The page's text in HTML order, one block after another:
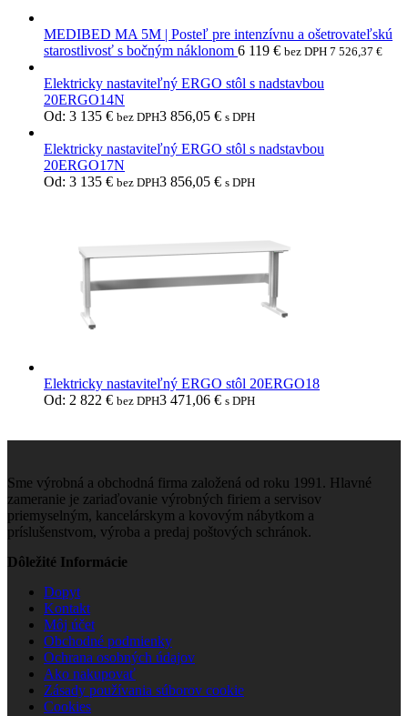
MEDIBED MA 5M | Posteľ pre intenzívnu a ošetrovateľskú
starostlivosť s bočným náklonom 6 119 € bez DPH 7 526,37 €
Elektricky nastaviteľný ERGO stôl s nadstavbou
20ERGO14N
Od: 3 135 € bez DPH3 856,05 € s DPH
Elektricky nastaviteľný ERGO stôl s nadstavbou
20ERGO17N
Od: 3 135 € bez DPH3 856,05 € s DPH
Elektricky nastaviteľný ERGO stôl 20ERGO18
Od: 2 822 € bez DPH3 471,06 € s DPH
Sme výrobná a obchodná firma založená od roku 1991. Hlavné
zameranie je zariaďovanie výrobných firiem a servisov
priemyselným, kancelárskym a kovovým nábytkom a
príslušenstvom, výroba a predaj poštových schránok.
Dôležité Informácie
Dopyt
Kontakt
Môj účet
Obchodné podmienky
Ochrana osobných údajov
Ako nakupovať
Zásady používania súborov cookie
Cookies